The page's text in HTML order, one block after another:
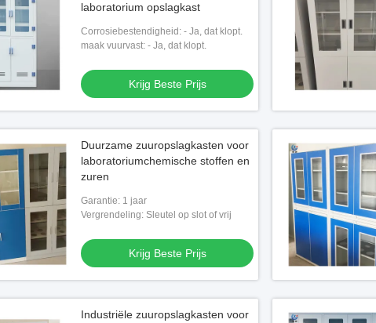
laboratorium opslagkast
Corrosiebestendigheid: - Ja, dat klopt.
maak vuurvast: - Ja, dat klopt.
Krijg Beste Prijs
Duurzame zuuropslagkasten voor
laboratoriumchemische stoffen en
zuren
Garantie: 1 jaar
Vergrendeling: Sleutel op slot of vrij
Krijg Beste Prijs
Industriële zuuropslagkasten voor